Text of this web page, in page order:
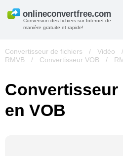
Conversion des fichiers sur Internet de
manière gratuite et rapide!
Convertisseur de fichiers / Vidéo /
RMVB
/ Convertisseur VOB /
Convertisseur
en VOB